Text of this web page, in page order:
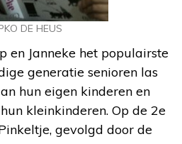
DE HEUS
en Janneke het populairste
generatie senioren las
hun eigen kinderen en
kleinkinderen. Op de 2e
gevolgd door de